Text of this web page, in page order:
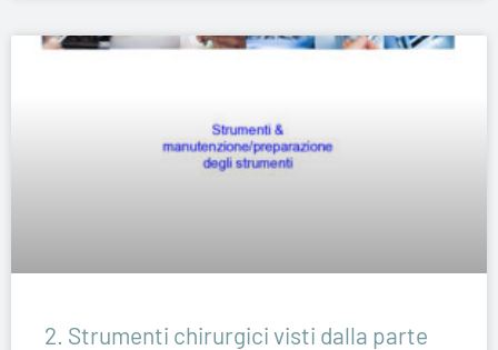
2. Strumenti chirurgici visti dalla parte